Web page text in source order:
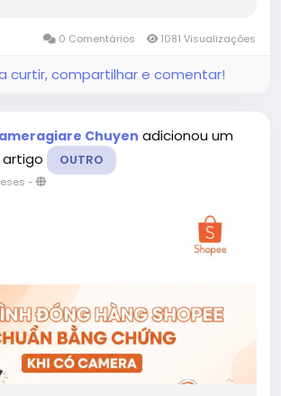
0 Comentários 1081 Visualizações
curtir, compartilhar e comentar!
Chuyen adicionou um
OUTRO
-